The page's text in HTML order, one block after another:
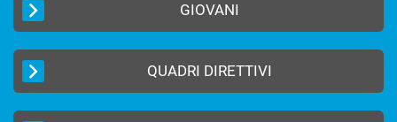
GIOVANI
QUADRI DIRETTIVI